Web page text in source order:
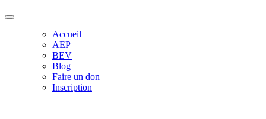
Accueil
AEP
BEV
Blog
Faire un don
Inscription